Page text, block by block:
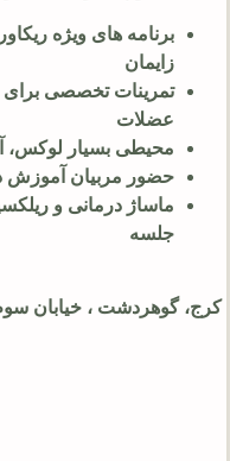
برنامه های ویژه
زایمان
تمرینات تخصصی
عضلات
محیطی بسیار لوکس،
حضور مربیان آموزش
ماساژ درمانی و
جلسه
کرج، گوهردشت ، خیابان